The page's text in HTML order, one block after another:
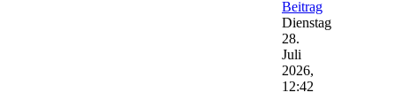
Beitrag
Dienstag
28.
Juli
2026,
12:42